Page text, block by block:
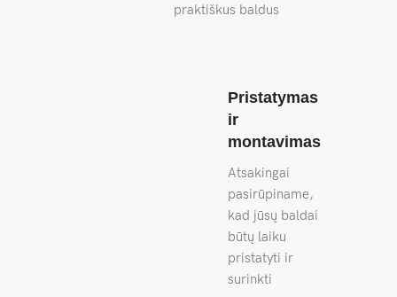
praktiškus baldus
Pristatymas
ir
montavimas
Atsakingai
pasirūpiname,
kad jūsų baldai
būtų laiku
pristatyti ir
surinkti